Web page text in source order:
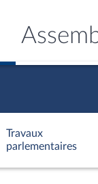
Travaux
parlementaires